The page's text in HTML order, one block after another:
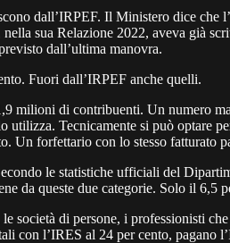
dall’IRPEF. Il Ministero dice che
sua Relazione 2022, aveva già
dall’ultima manovra.
Fuori dall’IRPEF anche quelli.
milioni di contribuenti. Un numero
Tecnicamente si può optare
Un forfettario con lo stesso fatturato
le statistiche ufficiali del
da queste due categorie. Solo il
di persone, i professionisti
con l’IRES al 24 per cento, pagano